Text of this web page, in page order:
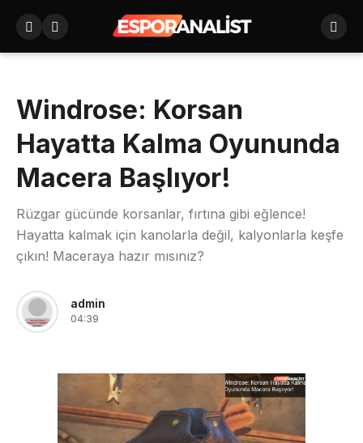
Windrose: Korsan
Hayatta Kalma Oyununda
Macera Başlıyor!
Rüzgar gücünde korsanlar, fırtına gibi eğlence!
Hayatta kalmak için kanolarla değil, kalyonlarla keşfe
çıkın! Maceraya hazır mısınız?
admin
04:39